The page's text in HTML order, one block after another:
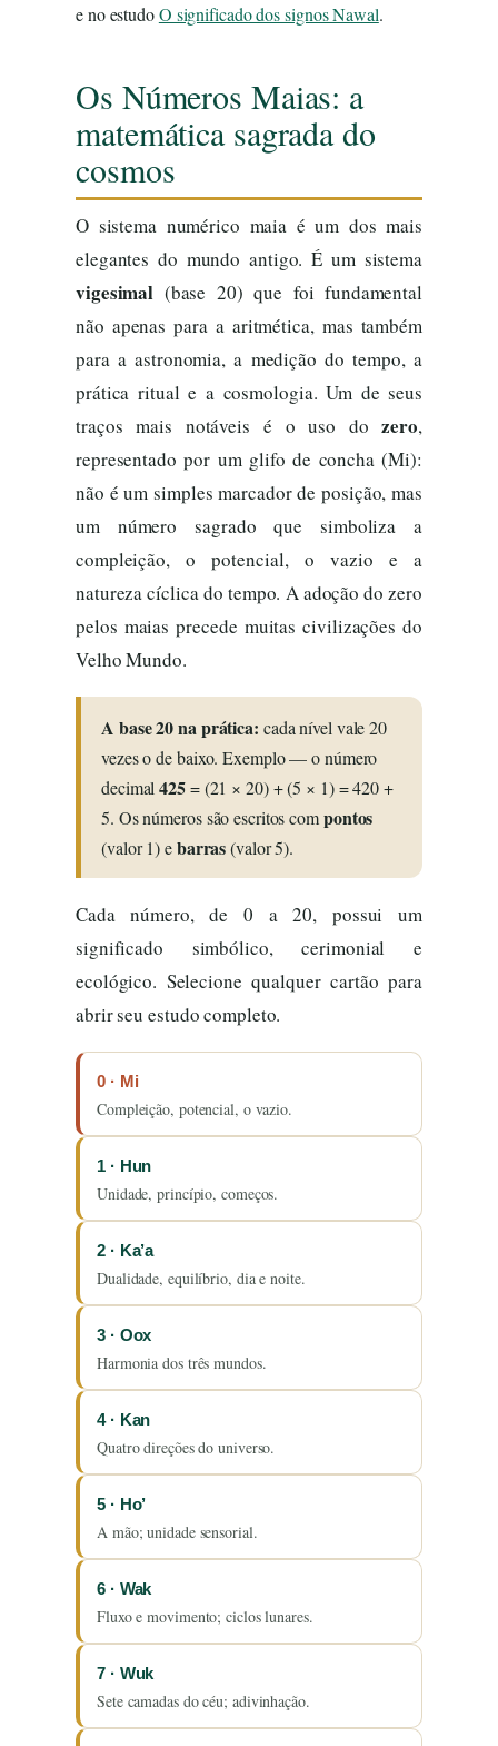
e no estudoO significado dos signos Nawal.
Os Números Maias: a
matemática sagrada do
cosmos
O sistema numérico maia é um dos mais
elegantes do mundo antigo. É um sistema
vigesimal (base 20) que foi fundamental
não apenas para a aritmética, mas também
para a astronomia, a medição do tempo, a
prática ritual e a cosmologia. Um de seus
traços mais notáveis é o uso dozero,
representado por um glifo de concha (Mi):
não é um simples marcador de posição, mas
um número sagrado que simboliza a
compleição, o potencial, o vazio e a
natureza cíclica do tempo. A adoção do zero
pelos maias precede muitas civilizações do
Velho Mundo.
A base 20 na prática: cada nível vale 20
vezes o de baixo. Exemplo — o número
decimal425= (21 × 20) + (5 × 1) = 420 +
5. Os números são escritos compontos
(valor 1) ebarras(valor 5).
Cada número, de 0 a 20, possui um
significado simbólico, cerimonial e
ecológico. Selecione qualquer cartão para
abrir seu estudo completo.
0 · Mi
Compleição, potencial, o vazio.
1 · Hun
Unidade, princípio, começos.
2 · Ka’a
Dualidade, equilíbrio, dia e noite.
3 · Oox
Harmonia dos três mundos.
4 · Kan
Quatro direções do universo.
5 · Ho’
A mão; unidade sensorial.
6 · Wak
Fluxo e movimento; ciclos lunares.
7 · Wuk
Sete camadas do céu; adivinhação.